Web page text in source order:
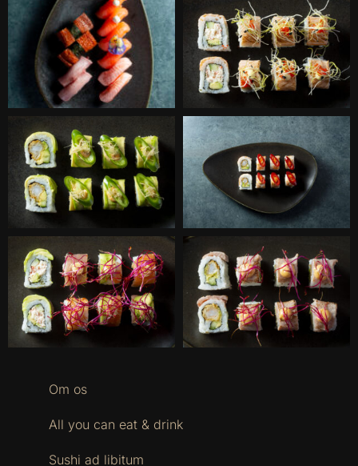
Om os
All you can eat & drink
Sushi ad libitum